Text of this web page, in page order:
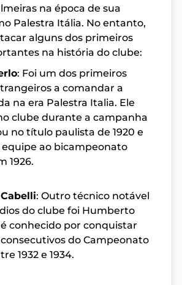
na época de sua
Palestra Itália. No entanto,
alguns dos primeiros
na história do clube:
: Foi um dos primeiros
a comandar a
na era Palestra Italia. Ele
clube durante a campanha
no título paulista de 1920 e
ao bicampeonato
1926.
: Outro técnico notável
do clube foi Humberto
é conhecido por conquistar
do Campeonato
1932 e 1934.